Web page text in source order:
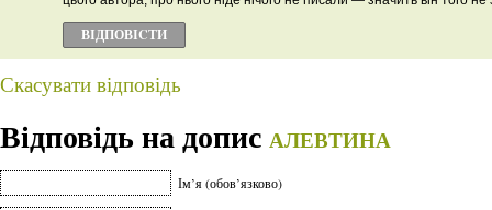
ВІДПОВІCТИ
Скасувати відповідь
Відповідь на допис АЛЕВТИНА
Ім’я (обов’язково)